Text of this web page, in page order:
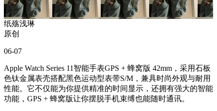
纸殇浅琳
原创
06-07
Apple Watch Series 11智能手表GPS + 蜂窝版 42mm，采用石板
色钛金属表壳搭配黑色运动型表带S/M，兼具时尚外观与耐用
性能。它不仅能为你提供精准的时间显示，还拥有强大的智能
功能，GPS + 蜂窝版让你摆脱手机束缚也能随时通讯。